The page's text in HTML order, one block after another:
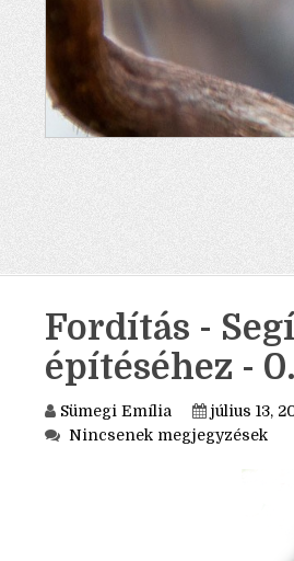
Fordítás -
építéséhez -
Sümegi Emília július 13,
Nincsenek megjegyzések